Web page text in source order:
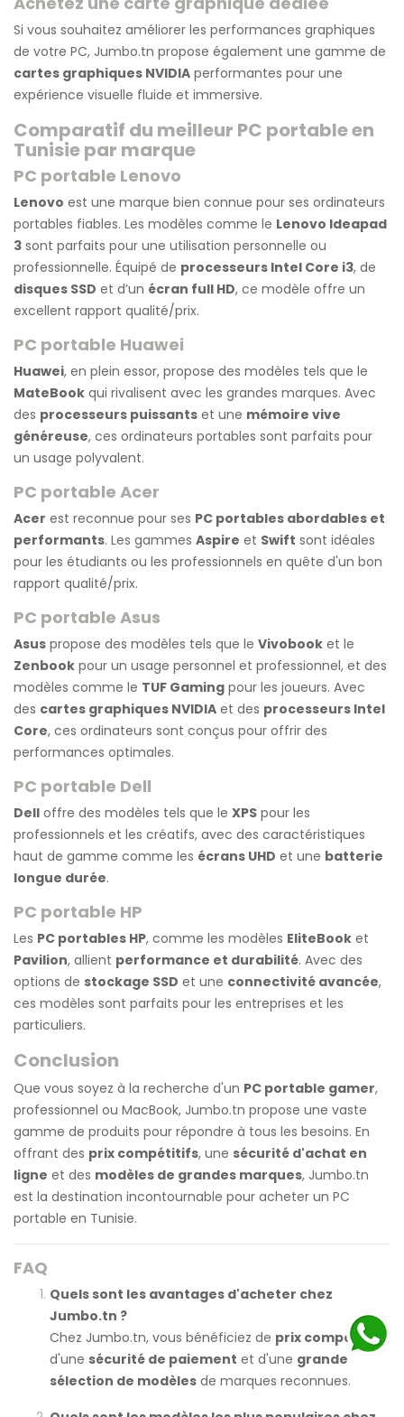
Si vous souhaitez améliorer les performances graphiques
de votre PC, Jumbo.tn propose également une gamme de
cartes graphiques NVIDIA performantes pour une
expérience visuelle fluide et immersive.
Comparatif du meilleur PC portable en
Tunisie par marque
PC portable Lenovo
Lenovo est une marque bien connue pour ses ordinateurs
portables fiables. Les modèles comme le Lenovo Ideapad
3 sont parfaits pour une utilisation personnelle ou
professionnelle. Équipé de processeurs Intel Core i3, de
disques SSD et d’un écran full HD, ce modèle offre un
excellent rapport qualité/prix.
PC portable Huawei
Huawei, en plein essor, propose des modèles tels que le
MateBook qui rivalisent avec les grandes marques. Avec
des processeurs puissants et une mémoire vive
généreuse, ces ordinateurs portables sont parfaits pour
un usage polyvalent.
PC portable Acer
Acer est reconnue pour ses PC portables abordables et
performants. Les gammes Aspire et Swift sont idéales
pour les étudiants ou les professionnels en quête d'un bon
rapport qualité/prix.
PC portable Asus
Asus propose des modèles tels que le Vivobook et le
Zenbook pour un usage personnel et professionnel, et des
modèles comme le TUF Gaming pour les joueurs. Avec
des cartes graphiques NVIDIA et des processeurs Intel
Core, ces ordinateurs sont conçus pour offrir des
performances optimales.
PC portable Dell
Dell offre des modèles tels que le XPS pour les
professionnels et les créatifs, avec des caractéristiques
haut de gamme comme les écrans UHD et une batterie
longue durée.
PC portable HP
Les PC portables HP, comme les modèles EliteBook et
Pavilion, allient performance et durabilité. Avec des
options de stockage SSD et une connectivité avancée,
ces modèles sont parfaits pour les entreprises et les
particuliers.
Conclusion
Que vous soyez à la recherche d'un PC portable gamer,
professionnel ou MacBook, Jumbo.tn propose une vaste
gamme de produits pour répondre à tous les besoins. En
offrant des prix compétitifs, une sécurité d'achat en
ligne et des modèles de grandes marques, Jumbo.tn
est la destination incontournable pour acheter un PC
portable en Tunisie.
FAQ
Quels sont les avantages d'acheter chez
Jumbo.tn ?
Chez Jumbo.tn, vous bénéficiez de prix compétitifs,
d'une sécurité de paiement et d'une grande
sélection de modèles de marques reconnues.